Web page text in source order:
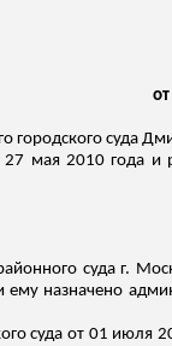
городского суда
мая 2010 года и
суда г.
назначено
суда от 01 июля